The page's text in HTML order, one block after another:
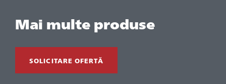
Mai multe produse
SOLICITARE OFERTĂ